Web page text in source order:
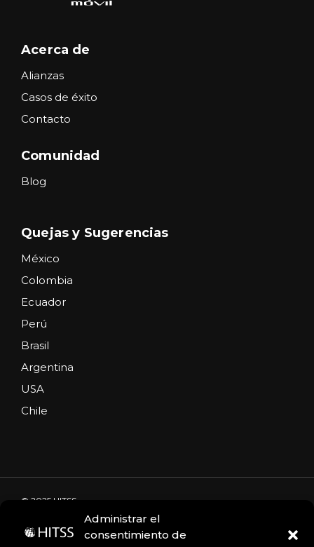
Administrar el
consentimiento de
Acerca de
Alianzas
Casos de éxito
Contacto
Comunidad
Blog
Quejas y Sugerencias
México
Colombia
Ecuador
Perú
Brasil
Argentina
USA
Chile
© 2025 HITSS